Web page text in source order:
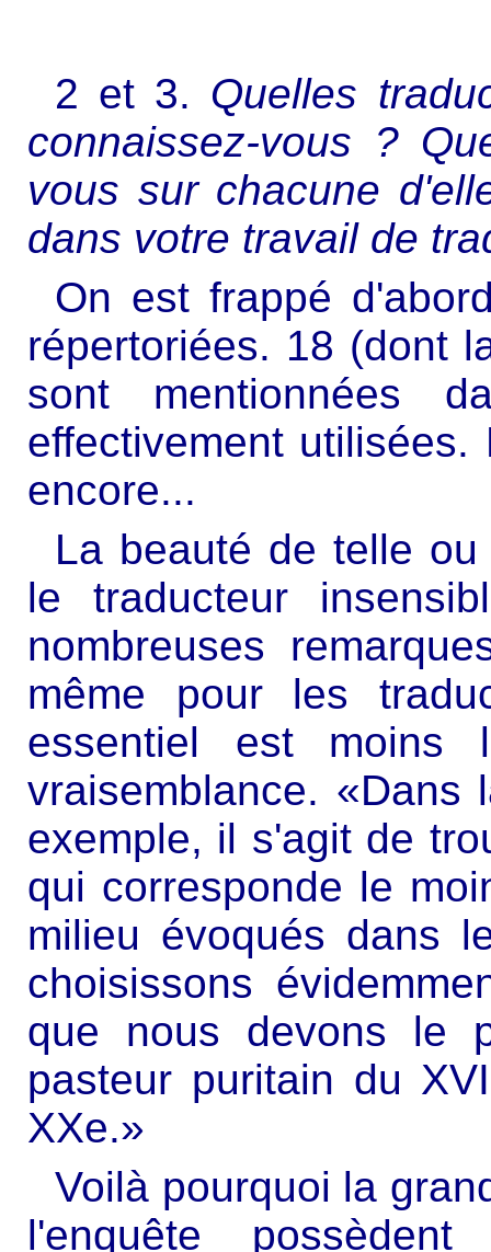
2 et 3. Quelles
connaissez-vous ?
vous sur chacune
dans votre travail de
On est frappé
répertoriées. 18 (dont
sont mentionnées
effectivement
encore...
La beauté de telle
le traducteur
nombreuses
même pour les
essentiel est moins
vraisemblance. «Dans
exemple, il s'agit de
qui corresponde le
milieu évoqués dans
choisissons
que nous devons le
pasteur puritain du
XXe.»
Voilà pourquoi la
l'enquête